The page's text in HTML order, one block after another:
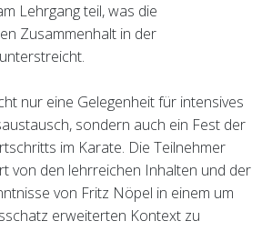
Lehrgang teil, was die
Zusammenhalt in der
nur eine Gelegenheit für intensives
sondern auch ein Fest der
im Karate. Die Teilnehmer
von den lehrreichen Inhalten und der
von Fritz Nöpel in einem um
erweiterten Kontext zu